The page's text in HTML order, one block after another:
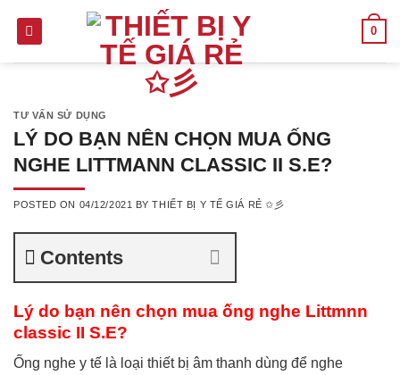
0
TƯ VẤN SỬ DỤNG
LÝ DO BẠN NÊN CHỌN MUA ỐNG
NGHE LITTMANN CLASSIC II S.E?
POSTED ON 04/12/2021 BYTHIẾT BỊ Y TẾ GIÁ RẺ ✩彡
Contents
Lý do bạn nên chọn mua ống nghe Littmnn
classic II S.E?
Ống nghe y tế là loại thiết bị âm thanh dùng để nghe